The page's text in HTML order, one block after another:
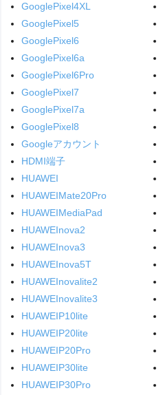
GooglePixel4XL
GooglePixel5
GooglePixel6
GooglePixel6a
GooglePixel6Pro
GooglePixel7
GooglePixel7a
GooglePixel8
Googleアカウント
HDMI端子
HUAWEI
HUAWEIMate20Pro
HUAWEIMediaPad
HUAWEInova2
HUAWEInova3
HUAWEInova5T
HUAWEInovalite2
HUAWEInovalite3
HUAWEIP10lite
HUAWEIP20lite
HUAWEIP20Pro
HUAWEIP30lite
HUAWEIP30Pro